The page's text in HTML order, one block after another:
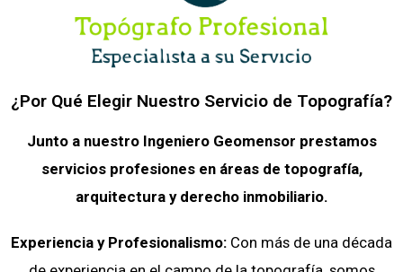
¿Por Qué Elegir Nuestro Servicio de Topografía?
Junto a nuestro Ingeniero Geomensor prestamos
servicios profesiones en áreas de topografía,
arquitectura y derecho inmobiliario.
Experiencia y Profesionalismo: Con más de una década